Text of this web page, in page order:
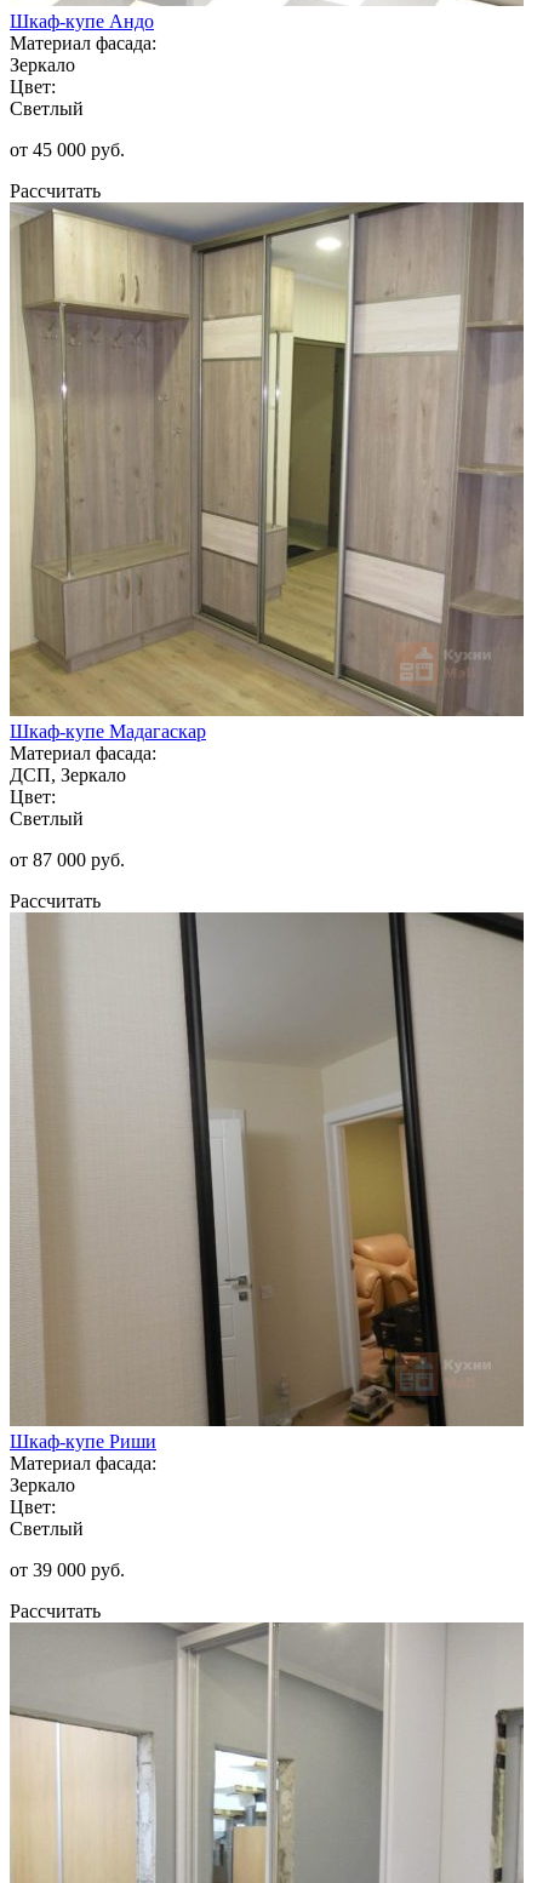
Шкаф-купе Андо
Материал фасада:
Зеркало
Цвет:
Светлый
от 45 000 руб.
Рассчитать
Шкаф-купе Мадагаскар
Материал фасада:
ДСП, Зеркало
Цвет:
Светлый
от 87 000 руб.
Рассчитать
Шкаф-купе Риши
Материал фасада:
Зеркало
Цвет:
Светлый
от 39 000 руб.
Рассчитать